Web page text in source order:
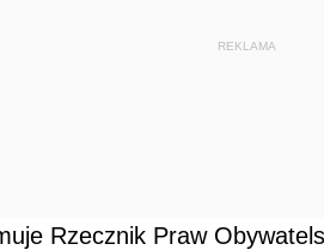
REKLAMA
Rzecznik Praw